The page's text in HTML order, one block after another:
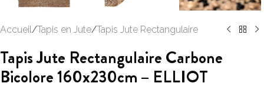
Accueil/Tapis en Jute/Tapis Jute Rectangulaire
Tapis Jute Rectangulaire Carbone
Bicolore 160x230cm – ELLIOT